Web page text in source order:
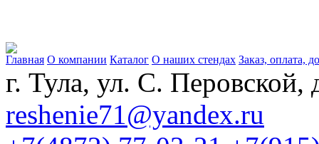
Главная О компании Каталог О наших стендах Заказ, оплата,
г. Тула, ул. С. Перовской,
reshenie71@yandex.ru